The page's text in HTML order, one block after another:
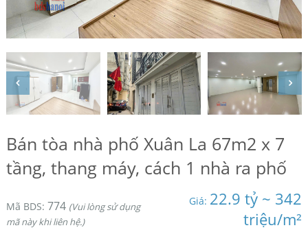
Bán tòa nhà phố Xuân La 67m2 x 7
tầng, thang máy, cách 1 nhà ra phố
Mã BDS: 774 (Vui lòng sử dụng
mã này khi liên hệ.)
Giá: 22.9 tỷ ~ 342
triệu/m²